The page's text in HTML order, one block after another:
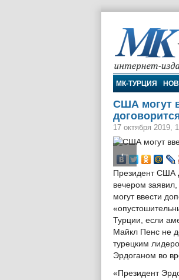
МК-Турция
МК-ТУРЦИЯ
США могут
17 октября 2019,
←
Президент США
вечером
могут ввести
Турции, если
Майкл Пенс не
турецким
Эрдоганом во
«Президент